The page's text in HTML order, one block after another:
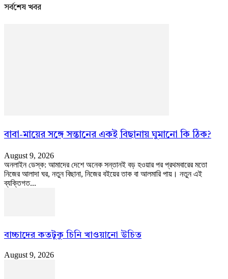
সর্বশেষ খবর
বাবা-মায়ের সঙ্গে সন্তানের একই বিছানায় ঘুমানো কি ঠিক?
August 9, 2026
অনলাইন ডেস্ক: আমাদের দেশে অনেক সন্তানই বড় হওয়ার পর প্রথমবারের মতো
নিজের আলাদা ঘর, নতুন বিছানা, নিজের বইয়ের তাক বা আলমারি পায়। নতুন এই
ব্যক্তিগত...
বাচ্চাদের কতটুকু চিনি খাওয়ানো উচিত
August 9, 2026